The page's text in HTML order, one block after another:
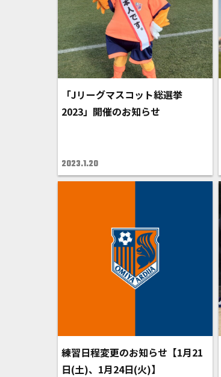
「Jリーグマスコット総選挙
2023」開催のお知らせ
2023.1.20
練習日程変更のお知らせ【1月21
日(土)、1月24日(火)】